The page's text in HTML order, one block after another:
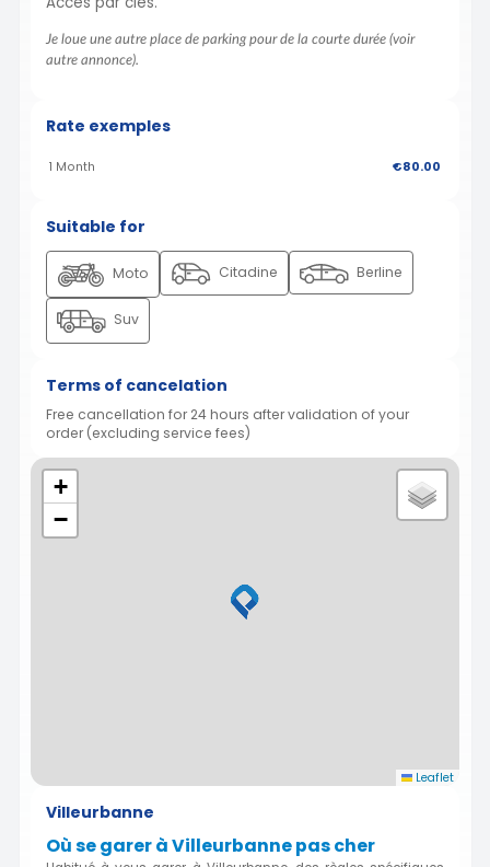
Je loue une autre place de parking pour de la courte durée (voir
autre annonce).
Rate exemples
1 Month €80.00
Suitable for
Moto Citadine Berline
Suv
Terms of cancelation
Free cancellation for 24 hours after validation of your
order (excluding service fees)
+
−
Leaflet
Villeurbanne
Où se garer à Villeurbanne pas cher